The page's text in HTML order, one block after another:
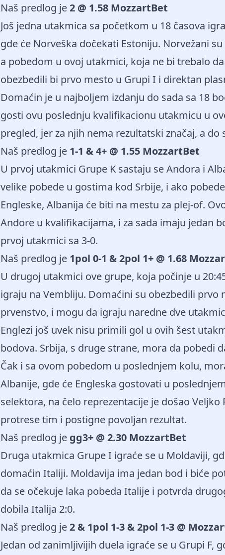
Naš predlog je2 @ 1.58 MozzartBet
Još jedna utakmica sa početkom u 18 časova
gde će Norveška dočekati Estoniju. Norvežani
a pobedom u ovoj utakmici, koja ne bi trebalo
obezbedili bi prvo mesto u Grupi I i direktan
Domaćin je u najboljem izdanju do sada sa 18
gosti ovu poslednju kvalifikacionu utakmicu u
pregled, jer za njih nema rezultatski značaj, a
Naš predlog je 1-1 & 4+ @ 1.55 MozzartBet
U prvoj utakmici Grupe K sastaju se Andora i
velike pobede u gostima kod Srbije, i ako
Engleske, Albanija će biti na mestu za plej-of.
Andore u kvalifikacijama, i za sada imaju jedan
prvoj utakmici sa 3-0.
Naš predlog je 1pol 0-1 & 2pol 1+ ​​@ 1.68
U drugoj utakmici ove grupe, koja počinje u
igraju na Vembliju. Domaćini su obezbedili prvo
prvenstvo, i mogu da igraju naredne dve
Englezi još uvek nisu primili gol u ovih šest
bodova. Srbija, s druge strane, mora da pobedi
Čak i sa ovom pobedom u poslednjem kolu,
Albanije, gde će Engleska gostovati u
selektora, na čelo reprezentacije je došao
protrese tim i postigne povoljan rezultat.
Naš predlog je gg3+ @ 2.30 MozzartBet
Druga utakmica Grupe I igraće se u Moldaviji,
domaćin Italiji. Moldavija ima jedan bod i biće
da se očekuje laka pobeda Italije i potvrda
dobila Italija 2:0.
Naš predlog je2 & 1pol 1-3 & 2pol 1-3 @
Jedan od zanimljivijih duela igraće se u Grupi F,